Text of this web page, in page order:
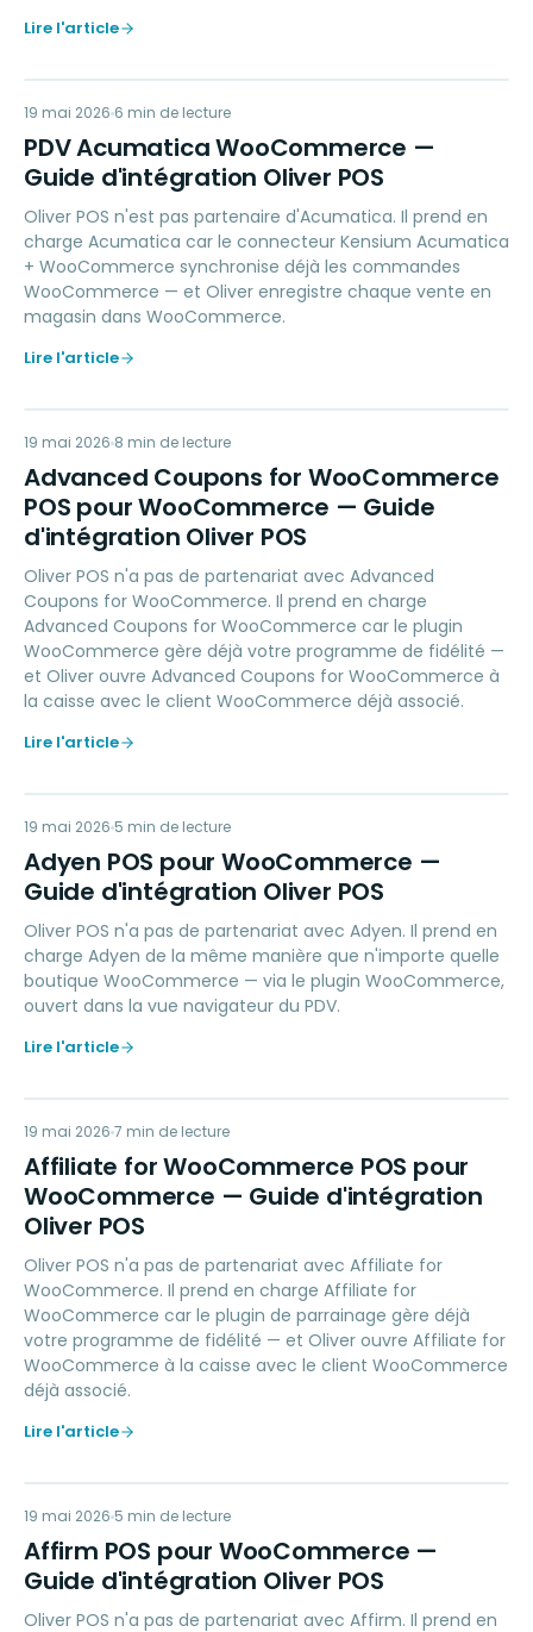
Lire l'article
PA
ACCOUNTING
19 mai 2026 6 min de lecture
PDV Acumatica WooCommerce —
Guide d'intégration Oliver POS
Oliver POS n'est pas partenaire d'Acumatica. Il prend en
charge Acumatica car le connecteur Kensium Acumatica
+ WooCommerce synchronise déjà les commandes
WooCommerce — et Oliver enregistre chaque vente en
magasin dans WooCommerce.
Lire l'article
AC
LOYALTY
19 mai 2026 8 min de lecture
Advanced Coupons for WooCommerce
POS pour WooCommerce — Guide
d'intégration Oliver POS
Oliver POS n'a pas de partenariat avec Advanced
Coupons for WooCommerce. Il prend en charge
Advanced Coupons for WooCommerce car le plugin
WooCommerce gère déjà votre programme de fidélité —
et Oliver ouvre Advanced Coupons for WooCommerce à
la caisse avec le client WooCommerce déjà associé.
Lire l'article
AP
PAYMENTS
19 mai 2026 5 min de lecture
Adyen POS pour WooCommerce —
Guide d'intégration Oliver POS
Oliver POS n'a pas de partenariat avec Adyen. Il prend en
charge Adyen de la même manière que n'importe quelle
boutique WooCommerce — via le plugin WooCommerce,
ouvert dans la vue navigateur du PDV.
Lire l'article
AW
LOYALTY
19 mai 2026 7 min de lecture
Affiliate for WooCommerce POS pour
WooCommerce — Guide d'intégration
Oliver POS
Oliver POS n'a pas de partenariat avec Affiliate for
WooCommerce. Il prend en charge Affiliate for
WooCommerce car le plugin de parrainage gère déjà
votre programme de fidélité — et Oliver ouvre Affiliate for
WooCommerce à la caisse avec le client WooCommerce
déjà associé.
Lire l'article
AP
PAYMENTS
19 mai 2026 5 min de lecture
Affirm POS pour WooCommerce —
Guide d'intégration Oliver POS
Oliver POS n'a pas de partenariat avec Affirm. Il prend en